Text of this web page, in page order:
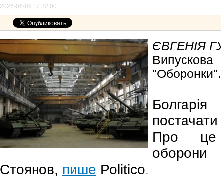
2026-06-09 17:32:00
-
ЄВГЕНІЯ
"Оборонки".
Про це
Стоянов, пише Politico.